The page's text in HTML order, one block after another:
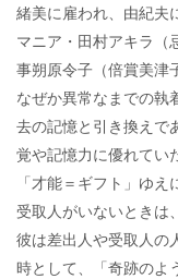
緒美に雇われ、由紀夫
マニア・田村アキラ（
事朔原令子（倍賞美津
なぜか異常なまでの執
去の記憶と引き換えで
覚や記憶力に優れてい
「才能＝ギフト」ゆ
受取人がいないときは
彼は差出人や受取人の
時として、「奇跡のよ